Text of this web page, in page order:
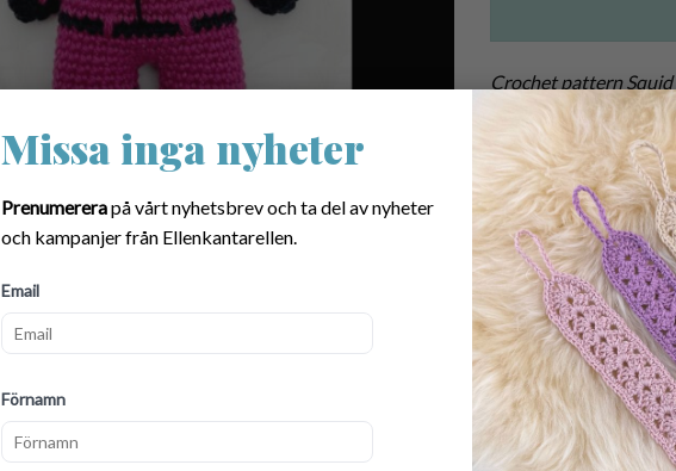
Missa inga nyheter
Prenumererapå vårt nyhetsbrev och ta del av nyheter
och kampanjer från Ellenkantarellen.
Email
Förnamn
Crochet pattern
you can instantly
pattern.
SKU:768
Categories:Alla mönster,
Tags:amigurumi ,figures
mönster virkad squid game
amigurumi,crochet pattern
Dela: